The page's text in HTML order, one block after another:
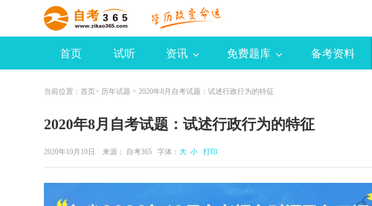
首页 试听 资讯 免费题库 备考资料
当前位置： 首页> 历年试题 > 2020年8月自考试题：试述行政行为的特征
2020年8月自考试题：试述行政行为的特征
2020年10月10日 来源： 自考365 字体： 大 小 打印